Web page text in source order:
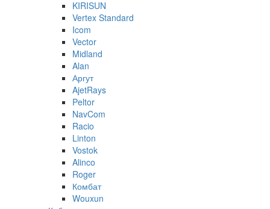
KIRISUN
Vertex Standard
Icom
Vector
Midland
Alan
Аргут
AjetRays
Peltor
NavCom
Racio
Linton
Vostok
Alinco
Roger
Комбат
Wouxun